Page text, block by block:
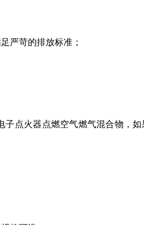
严苛的排放标准；
子点火器点燃空气燃气混合物，